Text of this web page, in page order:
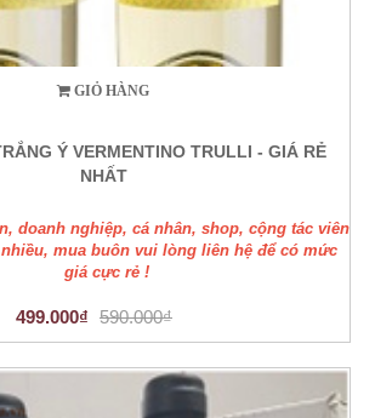
GIỎ HÀNG
Ý VERMENTINO TRULLI - GIÁ RẺ
NHẤT
doanh nghiệp, cá nhân, shop, cộng tác viên
mua buôn vui lòng liên hệ để có mức
giá cực rẻ !
499.000₫ 590.000₫